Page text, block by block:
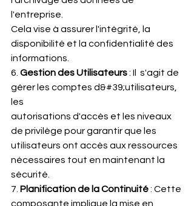
l'entreprise.
Cela vise à assurer l'intégrité, la
disponibilité et la confidentialité des
informations.
6. Gestion des Utilisateurs : Il  s'agit de
gérer les comptes d&#39;utilisateurs,
les
autorisations d'accès et les niveaux
de privilège pour garantir que les
utilisateurs ont accès aux ressources
nécessaires tout en maintenant la
sécurité.
7. Planification de la Continuité : Cette
composante implique la mise en